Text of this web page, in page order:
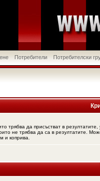
Потребители Потребителски
трябва да присъстват в резултатите,
не трябва да са в резултатите.
и коприва.